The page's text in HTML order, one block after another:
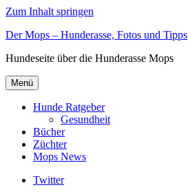
Zum Inhalt springen
Der Mops – Hunderasse, Fotos und Tipps
Hundeseite über die Hunderasse Mops
Menü
Hunde Ratgeber
Gesundheit
Bücher
Züchter
Mops News
Twitter